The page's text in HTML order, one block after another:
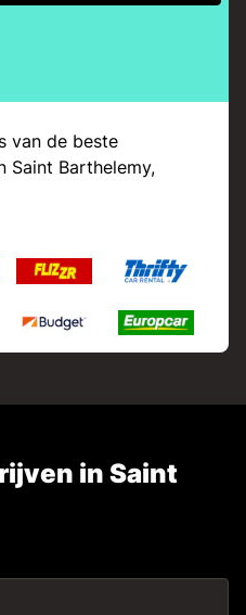
van de beste
Saint Barthelemy,
in Saint